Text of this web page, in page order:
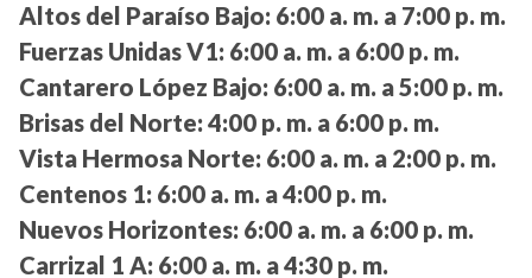
Altos del Paraíso Bajo: 6:00 a. m. a 7:00 p. m.
Fuerzas Unidas V1: 6:00 a. m. a 6:00 p. m.
Cantarero López Bajo: 6:00 a. m. a 5:00 p. m.
Brisas del Norte: 4:00 p. m. a 6:00 p. m.
Vista Hermosa Norte: 6:00 a. m. a 2:00 p. m.
Centenos 1: 6:00 a. m. a 4:00 p. m.
Nuevos Horizontes: 6:00 a. m. a 6:00 p. m.
Carrizal 1 A: 6:00 a. m. a 4:30 p. m.